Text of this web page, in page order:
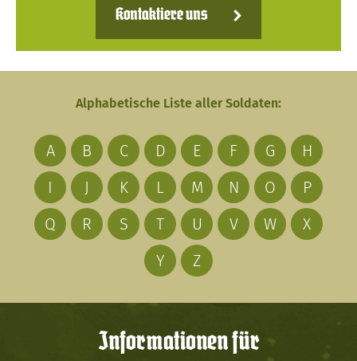
Kontaktiere uns
Alphabetische Liste aller Soldaten:
A B C D E F G
H
I
J K L M N O
P
Q
R S T U V W
X
Y
Z
Informationen für